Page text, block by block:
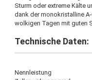
Sturm oder extreme Kälte
dank der monokristalline
wolkigen Tagen mit guten
Technische Daten:
Nennleistung